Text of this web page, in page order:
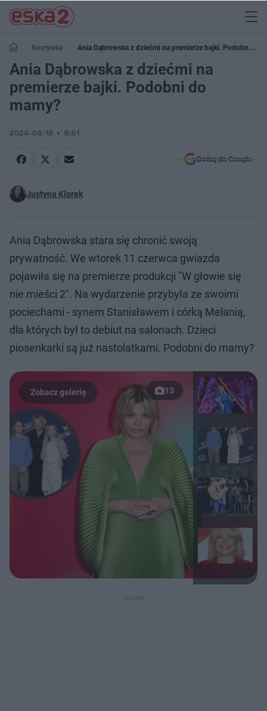
Rozrywka
Ania Dąbrowska z dziećmi na premierze bajki. Podobni do
mamy?
Ania Dąbrowska z dziećmi na
premierze bajki. Podobni do
mamy?
2024-06-13 8:51
Dodaj do Google
Justyna Klorek
Ania Dąbrowska stara się chronić swoją
prywatność. We wtorek 11 czerwca gwiazda
pojawiła się na premierze produkcji "W głowie się
nie mieści 2". Na wydarzenie przybyła ze swoimi
pociechami - synem Stanisławem i córką Melanią,
dla których był to debiut na salonach. Dzieci
piosenkarki są już nastolatkami. Podobni do mamy?
13